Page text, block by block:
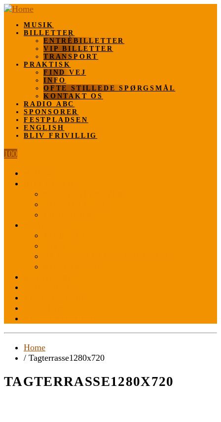
MUSIK
BILLETTER
ENTRÈBILLETTER
VIP BILLETTER
TRANSPORT
PRAKTISK
FIND VEJ
INFO
OFTE STILLEDE SPØRGSMÅL
KONTAKT OS
RADIO ABC
SPONSORER
FESTPLADSEN
ENGLISH
BLIV FRIVILLIG
100
Home
/ Tagterrasse1280x720
TAGTERRASSE1280X720